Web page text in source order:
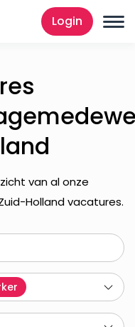
Login
van al onze
Holland vacatures.